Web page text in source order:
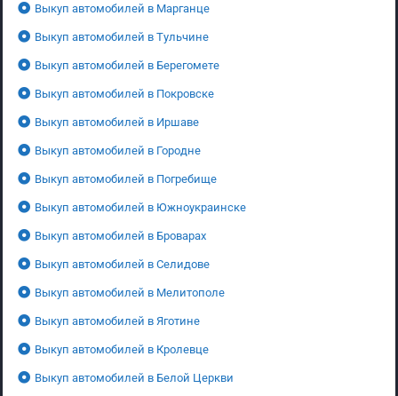
Выкуп автомобилей в Марганце
Выкуп автомобилей в Тульчине
Выкуп автомобилей в Берегомете
Выкуп автомобилей в Покровске
Выкуп автомобилей в Иршаве
Выкуп автомобилей в Городне
Выкуп автомобилей в Погребище
Выкуп автомобилей в Южноукраинске
Выкуп автомобилей в Броварах
Выкуп автомобилей в Селидове
Выкуп автомобилей в Мелитополе
Выкуп автомобилей в Яготине
Выкуп автомобилей в Кролевце
Выкуп автомобилей в Белой Церкви